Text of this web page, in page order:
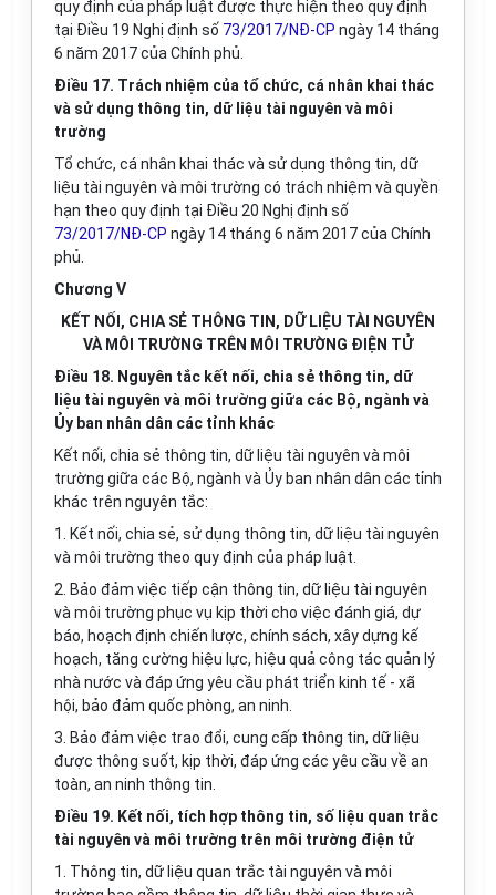
quy định của pháp luật được thực hiện theo quy định
tại Điều 19 Nghị định số 73/2017/NĐ-CP ngày 14 tháng
6 năm 2017 của Chính phủ.
Điều 17. Trách nhiệm của tổ chức, cá nhân khai thác
và sử dụng thông tin, dữ liệu tài nguyên và môi
trường
Tổ chức, cá nhân khai thác và sử dụng thông tin, dữ
liệu tài nguyên và môi trường có trách nhiệm và quyền
hạn theo quy định tại Điều 20 Nghị định số
73/2017/NĐ-CP ngày 14 tháng 6 năm 2017 của Chính
phủ.
Chương V
KẾT NỐI, CHIA SẺ THÔNG TIN, DỮ LIỆU TÀI NGUYÊN
VÀ MÔI TRƯỜNG TRÊN MÔI TRƯỜNG ĐIỆN TỬ
Điều 18. Nguyên tắc kết nối, chia sẻ thông tin, dữ
liệu tài nguyên và môi trường giữa các Bộ, ngành và
Ủy ban nhân dân các tỉnh khác
Kết nối, chia sẻ thông tin, dữ liệu tài nguyên và môi
trường giữa các Bộ, ngành và Ủy ban nhân dân các tỉnh
khác trên nguyên tắc:
1. Kết nối, chia sẻ, sử dụng thông tin, dữ liệu tài nguyên
và môi trường theo quy định của pháp luật.
2. Bảo đảm việc tiếp cận thông tin, dữ liệu tài nguyên
và môi trường phục vụ kịp thời cho việc đánh giá, dự
báo, hoạch định chiến lược, chính sách, xây dựng kế
hoạch, tăng cường hiệu lực, hiệu quả công tác quản lý
nhà nước và đáp ứng yêu cầu phát triển kinh tế - xã
hội, bảo đảm quốc phòng, an ninh.
3. Bảo đảm việc trao đổi, cung cấp thông tin, dữ liệu
được thông suốt, kịp thời, đáp ứng các yêu cầu về an
toàn, an ninh thông tin.
Điều 19. Kết nối, tích hợp thông tin, số liệu quan trắc
tài nguyên và môi trường trên môi trường điện tử
1. Thông tin, dữ liệu quan trắc tài nguyên và môi